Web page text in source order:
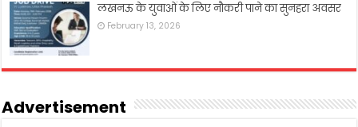
लखनऊ के युवाओं के लिए नौकरी पाने का सुनहरा अवसर
February 13, 2026
Advertisement